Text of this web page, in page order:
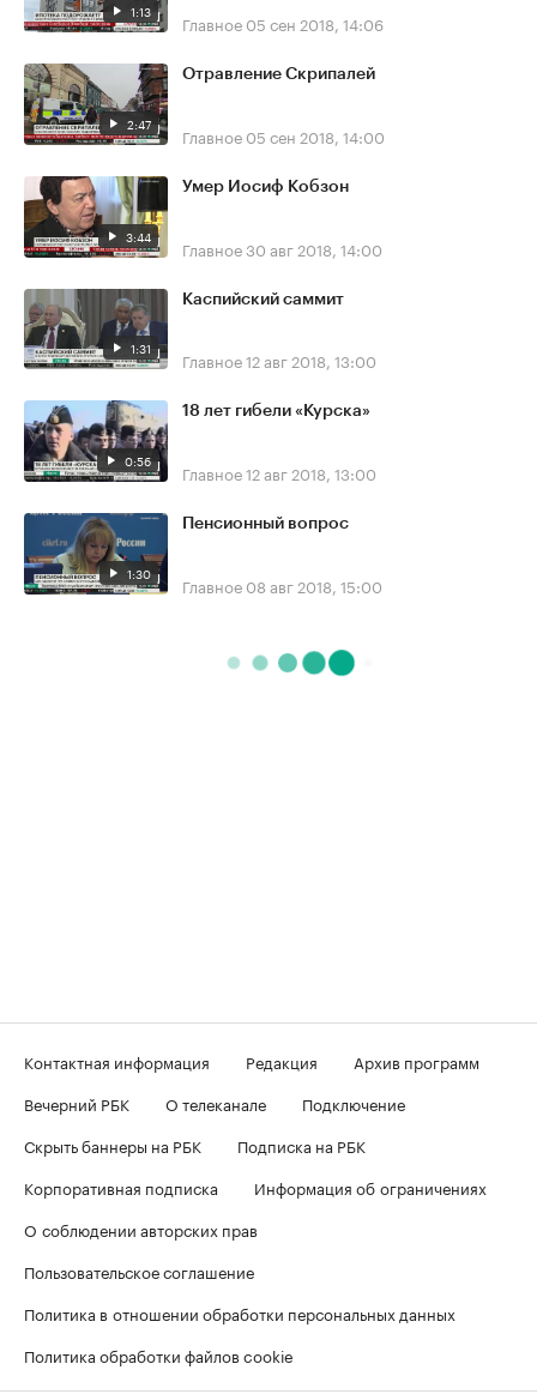
1:13 Главное 05 сен 2018, 14:06
2:47
Отравление Скрипалей
Главное 05 сен 2018, 14:00
3:44
Умер Иосиф Кобзон
Главное30 авг 2018, 14:00
1:31
Каспийский саммит
Главное12 авг 2018, 13:00
0:56
18 лет гибели «Курска»
Главное12 авг 2018, 13:00
1:30
Пенсионный вопрос
Главное 08 авг 2018, 15:00
Контактная информация Редакция
Архив программ
Вечерний РБК
О телеканале
Подключение
Скрыть баннеры на РБК
Подписка на РБК
Корпоративная подписка
Информация об ограничениях
О соблюдении авторских прав
Пользовательское соглашение
Политика в отношении обработки персональных данных
Политика обработки файлов cookie